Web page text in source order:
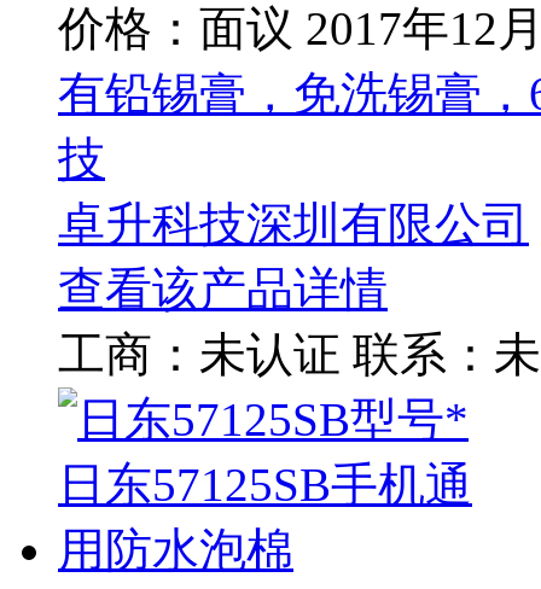
价格：面议 2017年12
有铅锡膏，免洗锡膏
技
卓升科技深圳有限公司
查看该产品详情
工商： 未认证 联系：